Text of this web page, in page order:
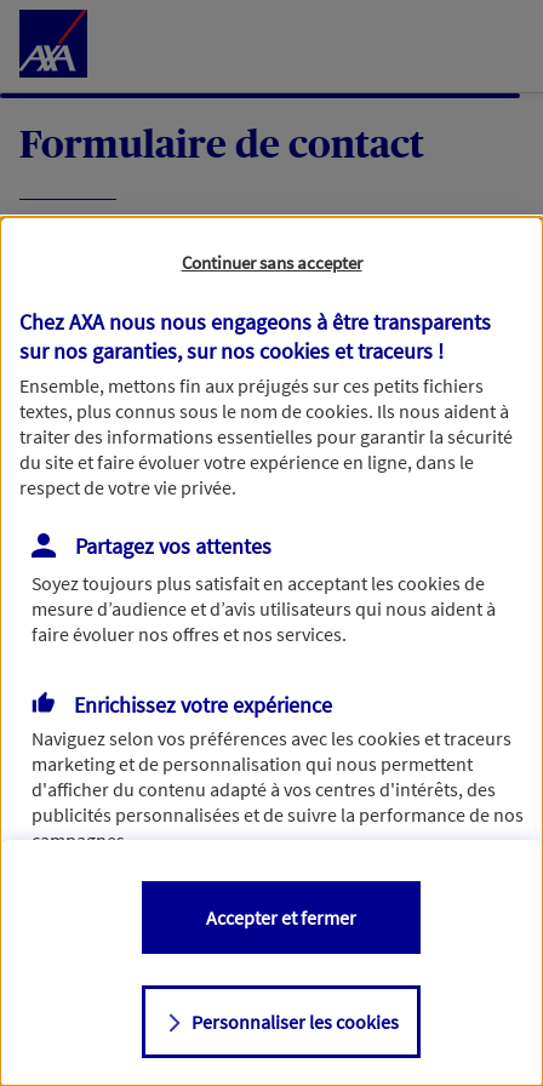
Accéder au Contenu
Formulaire de contact
demande, nous vous répondrons dans les
meilleurs délais par mail ou par téléphone.
Votre message :
Vous disposez de droits sur les informations vous concernant. Pour
plus d’informations,cliquez ici.
Continuer sans accepter
Chez AXA nous nous engageons à être transparents
sur nos garanties, sur noscookies et traceurs !
Ensemble, mettons fin aux préjugés sur ces petits fichiers
textes, plus connus sous le nom decookies. Ils nous aident à
traiter des informations essentielles pour garantir la sécurité
du site et faire évoluer votre expérience en ligne, dans le
respect de votre vie privée.
Partagez vos attentes
Soyez toujours plus satisfait en acceptant lescookiesde
mesure d’audience et d’avis utilisateurs qui nous aident à
faire évoluer nos offres et nos services.
Enrichissez votre expérience
Naviguez selon vos préférences avec lescookies et traceurs
marketing et de personnalisation qui nous permettent
d'afficher du contenu adapté à vos centres d'intérêts, des
publicités personnalisées et de suivre la performance de nos
campagnes.
Vous êtes libre de les accepter, de les refuser comme de
changer d'avis à tout moment en allant sur
Consulter notre politique decookies
Personnaliser les cookies
Accepter et fermer